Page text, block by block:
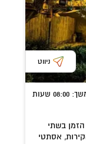
ניווט
: 08:00 שעות
בשתי
אסתטי